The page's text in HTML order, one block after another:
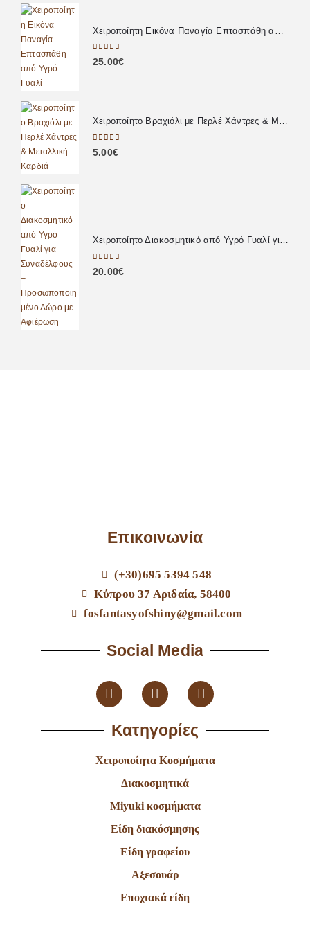
0out of 5
25.00€
Χειροποίητο Βραχιόλι με Περλέ Χάντρες & Μεταλλική Καρδιά
0 out of 5
5.00€
Χειροποίητο Διακοσμητικό από Υγρό Γυαλί για Συναδέλφους – Προσωποποιημένο Δώρο με Αφιέρωση
0out of 5
20.00€
Επικοινωνία
(+30)695 5394 548
Κύπρου 37 Αριδαία, 58400
fosfantasyofshiny@gmail.com
Social Media
Κατηγορίες
Χειροποίητα Κοσμήματα
Διακοσμητικά
Miyuki κοσμήματα
Είδη διακόσμησης
Είδη γραφείου
Αξεσουάρ
Εποχιακά είδη